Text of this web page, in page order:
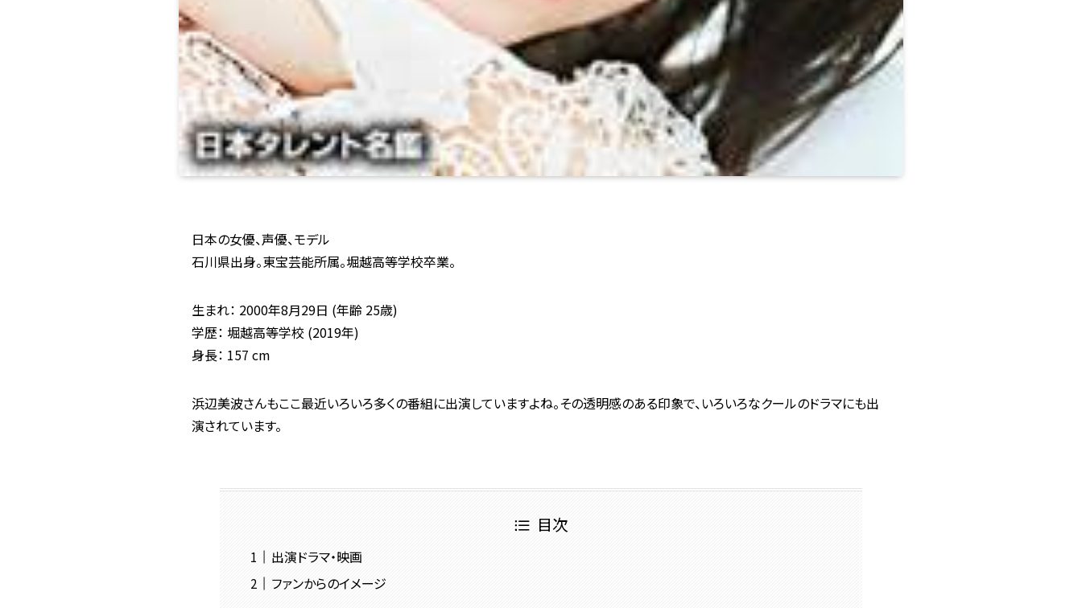
日本の女優、声優、モデル
石川県出身。東宝芸能所属。堀越高等学校卒業。
生まれ： 2000年8月29日 (年齢 25歳)
学歴： 堀越高等学校 (2019年)
身長： 157 cm
浜辺美波さんもここ最近いろいろ多くの番組に出演していますよね。その透明感のある印象で、いろいろなクールのドラマにも出
演されています。
目次
出演ドラマ・映画
ファンからのイメージ